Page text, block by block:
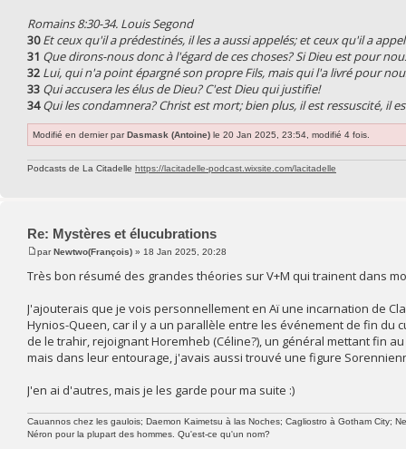
Romains 8:30-34. Louis Segond
30Et ceux qu'il a prédestinés, il les a aussi appelés; et ceux qu'il a
31 Que dirons-nous donc à l'égard de ces choses? Si Dieu est pour
32 Lui, qui n'a point épargné son propre Fils, mais qui l'a livré pour
33 Qui accusera les élus de Dieu? C'est Dieu qui justifie!
34 Qui les condamnera? Christ est mort; bien plus, il est ressuscité, il
Modifié en dernier parDasmask (Antoine) le 20 Jan 2025, 23:54, modifié 4 fois.
Podcasts de La Citadelle https://lacitadelle-podcast.wixsite.com/lacitadelle
Re: Mystères et élucubrations
parNewtwo(François) » 18 Jan 2025, 20:28
Très bon résumé des grandes théories sur V+M qui trainent dans
J'ajouterais que je vois personnellement en Aï une incarnation de
Hynios-Queen, car il y a un parallèle entre les événement de fin du
de le trahir, rejoignant Horemheb (Céline?), un général mettant fin
mais dans leur entourage, j'avais aussi trouvé une figure
J'en ai d'autres, mais je les garde pour ma suite :)
Cauannos chez les gaulois; Daemon Kaimetsu à las Noches; Cagliostro à Gotham City;
Néron pour la plupart des hommes. Qu'est-ce qu'un nom?